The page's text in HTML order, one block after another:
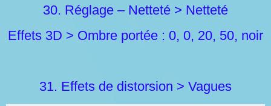
30. Réglage – Netteté > Netteté
Effets 3D > Ombre portée : 0, 0, 20, 50, noir
31. Effets de distorsion > Vagues